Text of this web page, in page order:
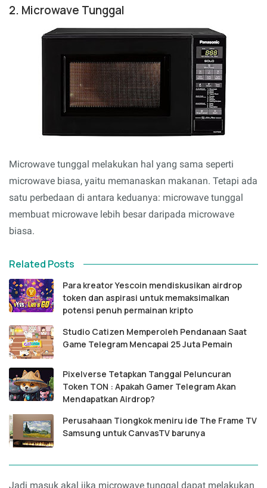
2. Microwave Tunggal
Microwave tunggal melakukan hal yang sama seperti
microwave biasa, yaitu memanaskan makanan. Tetapi ada
satu perbedaan di antara keduanya: microwave tunggal
membuat microwave lebih besar daripada microwave
biasa.
Related Posts
Para kreator Yescoin mendiskusikan airdrop
token dan aspirasi untuk memaksimalkan
potensi penuh permainan kripto
Studio Catizen Memperoleh Pendanaan Saat
Game Telegram Mencapai 25 Juta Pemain
Pixelverse Tetapkan Tanggal Peluncuran
Token TON : Apakah Gamer Telegram Akan
Mendapatkan Airdrop?
Perusahaan Tiongkok meniru ide The Frame TV
Samsung untuk CanvasTV barunya
Jadi masuk akal jika microwave tunggal dapat melakukan